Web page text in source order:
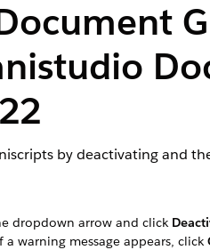
by deactivating and
dropdown arrow and click
a warning message appears, click